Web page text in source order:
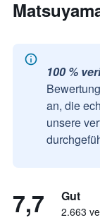
100 %
an, die
unsere
7,7 Gut
2.663